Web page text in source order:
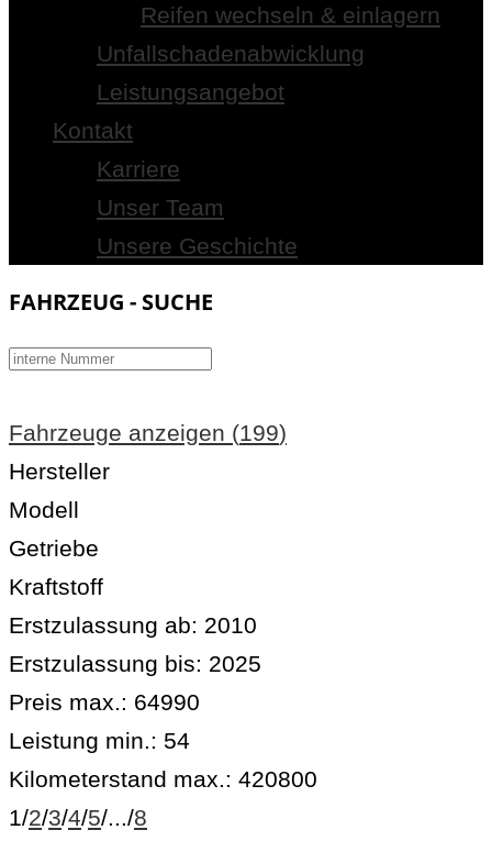
Reifen wechseln & einlagern
Unfallschadenabwicklung
Leistungsangebot
Kontakt
Karriere
Unser Team
Unsere Geschichte
FAHRZEUG - SUCHE
Fahrzeuge anzeigen (199)
Hersteller
Modell
Getriebe
Kraftstoff
Erstzulassung ab: 2010
Erstzulassung bis: 2025
Preis max.: 64990
Leistung min.: 54
Kilometerstand max.: 420800
1/2/3/4/5/.../8